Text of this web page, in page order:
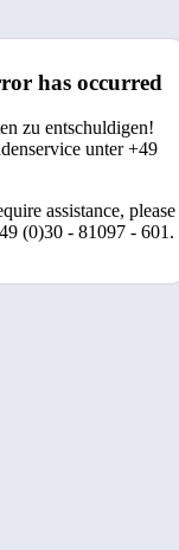
has occurred
zu entschuldigen!
unter +49
assistance, please
(0)30 - 81097 - 601.